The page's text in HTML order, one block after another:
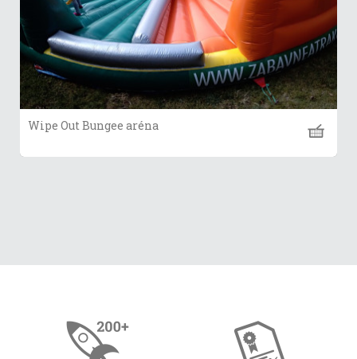
Wipe Out Bungee aréna